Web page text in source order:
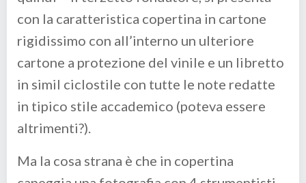
con la caratteristica copertina in cartone
rigidissimo con all’interno un ulteriore
cartone a protezione del vinile e un libretto
in simil ciclostile con tutte le note redatte
in tipico stile accademico (poteva essere
altrimenti?).
Ma la cosa strana è che in copertina